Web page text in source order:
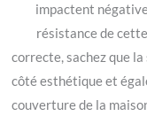
impactent
résistance de
correcte, sachez que
côté esthétique et
couverture de la